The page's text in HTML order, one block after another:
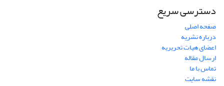
دسترسی سریع
صفحه اصلی
درباره نشریه
اعضای هیات تحریریه
ارسال مقاله
تماس با ما
نقشه سایت